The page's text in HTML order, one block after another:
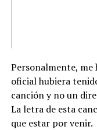
Personalmente, me
oficial hubiera
canción y no un
La letra de esta
que estar por venir.